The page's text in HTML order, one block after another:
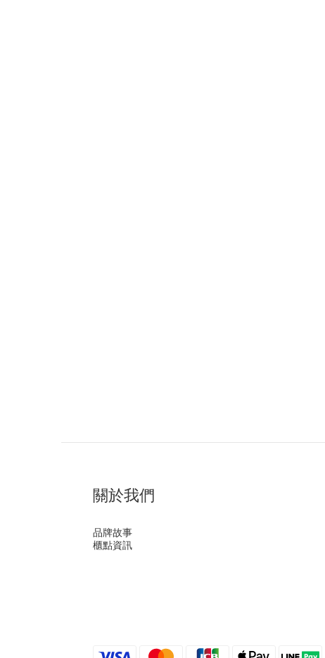
關於我們
品牌故事
櫃點資訊